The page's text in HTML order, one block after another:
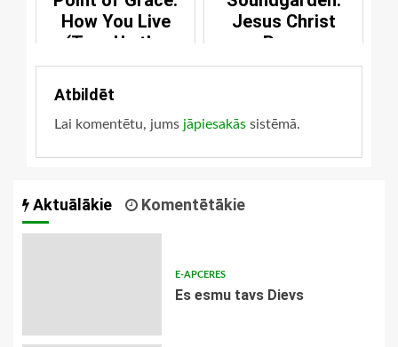
How You Live
(Turn Up the
Music)
Jesus Christ
Pose
Atbildēt
Lai komentētu, jums jāpiesakās sistēmā.
Aktuālākie Komentētākie
E-APCERES
Es esmu tavs Dievs